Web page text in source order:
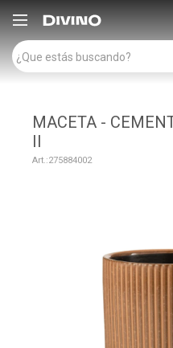

MACETA -
II
275884002